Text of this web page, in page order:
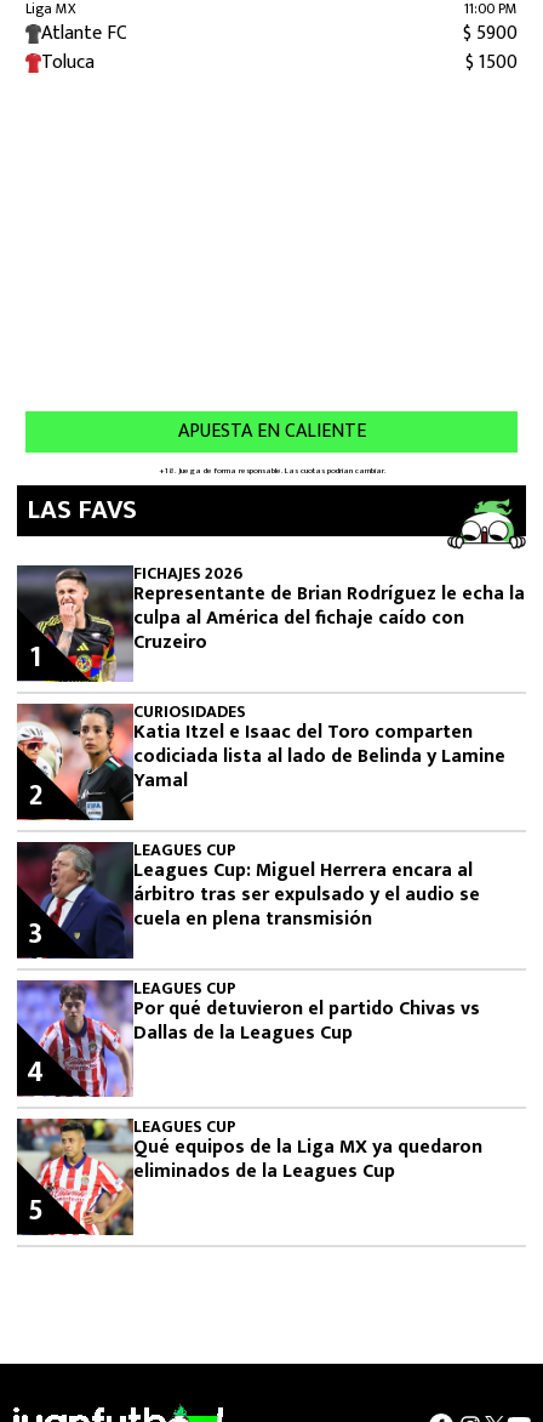
LAS FAVS
FICHAJES 2026
Representante de Brian Rodríguez le echa la
culpa al América del fichaje caído con
Cruzeiro
1
CURIOSIDADES
Katia Itzel e Isaac del Toro comparten
codiciada lista al lado de Belinda y Lamine
Yamal
2
LEAGUES CUP
Leagues Cup: Miguel Herrera encara al
árbitro tras ser expulsado y el audio se
cuela en plena transmisión
3
LEAGUES CUP
Por qué detuvieron el partido Chivas vs
Dallas de la Leagues Cup
4
LEAGUES CUP
Qué equipos de la Liga MX ya quedaron
eliminados de la Leagues Cup
5